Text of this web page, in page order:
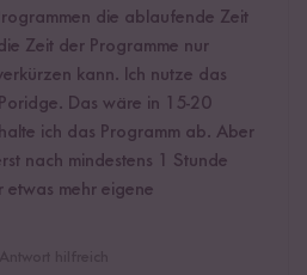
die ablaufende Zeit
Zeit der Programme nur
kann. Ich nutze das
Das wäre in 15-20
ich das Programm ab. Aber
nach mindestens 1 Stunde
etwas mehr eigene